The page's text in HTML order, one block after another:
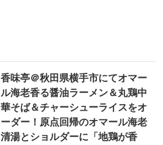
香味亭＠秋田県横手市にてオマー
ル海老香る醤油ラーメン＆丸鶏中
華そば＆チャーシューライスをオ
ーダー！原点回帰のオマール海老
清湯とショルダーに「地鶏が香